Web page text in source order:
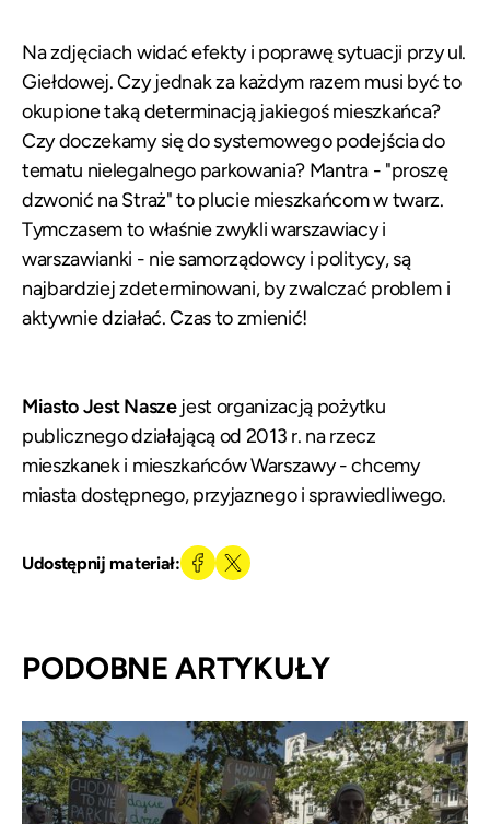
Na zdjęciach widać efekty i poprawę sytuacji przy ul.
Giełdowej. Czy jednak za każdym razem musi być to
okupione taką determinacją jakiegoś mieszkańca?
Czy doczekamy się do systemowego podejścia do
tematu nielegalnego parkowania? Mantra - "proszę
dzwonić na Straż" to plucie mieszkańcom w twarz.
Tymczasem to właśnie zwykli warszawiacy i
warszawianki - nie samorządowcy i politycy, są
najbardziej zdeterminowani, by zwalczać problem i
aktywnie działać. Czas to zmienić!
Miasto Jest Naszejest organizacją pożytku
publicznego działającą od 2013 r. na rzecz
mieszkanek i mieszkańców Warszawy - chcemy
miasta dostępnego, przyjaznego i sprawiedliwego.
Udostępnij materiał:
PODOBNE ARTYKUŁY